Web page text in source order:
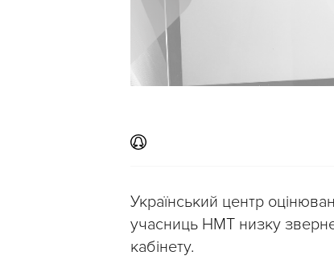
Український центр
учасниць НМТ низку
кабінету.